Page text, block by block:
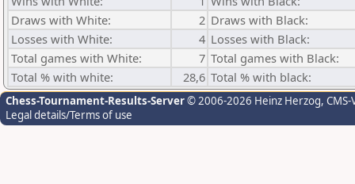
Draws with White:
2 Draws with Black:
Losses with White:
4 Losses with Black:
Total games with White:
7 Total games with Black:
Total % with white:
28,6 Total % with black:
Chess-Tournament-Results-Server© 2006-2026 Heinz Herzog,
Legal details/Terms of use